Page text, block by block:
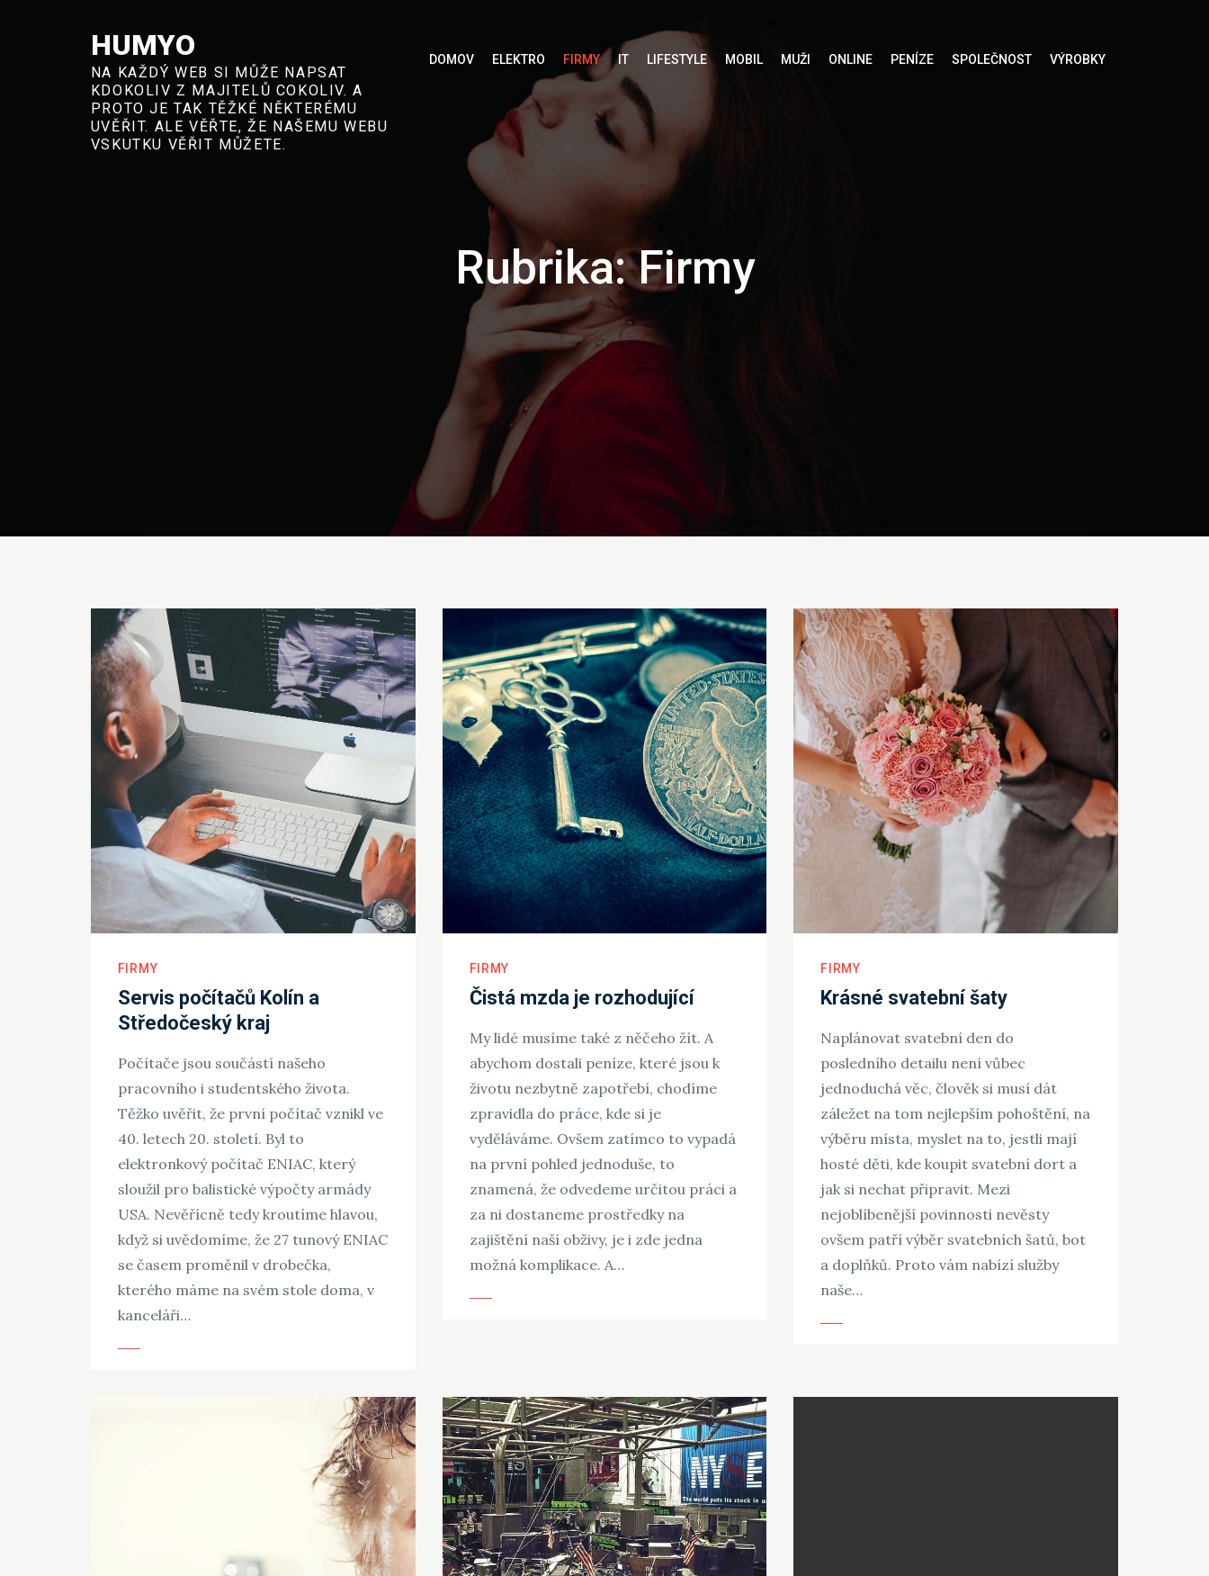
HUMYO
NA KAŽDÝ WEB SI MŮŽE NAPSAT
KDOKOLIV Z MAJITELŮ COKOLIV. A
PROTO JE TAK TĚŽKÉ NĚKTERÉMU
UVĚŘIT. ALE VĚŘTE, ŽE NAŠEMU WEBU
VSKUTKU VĚŘIT MŮŽETE.
DOMOV ELEKTRO FIRMY IT LIFESTYLE MOBIL MUŽI ONLINE PENÍZE SPOLEČNOST VÝROBKY
Rubrika:Firmy
FIRMY
Servis počítačů Kolín a
Středočeský kraj
Počítače jsou součástí našeho
pracovního i studentského života.
Těžko uvěřit, že první počítač vznikl ve
40. letech 20. století. Byl to
elektronkový počítač ENIAC, který
sloužil pro balistické výpočty armády
USA. Nevěřícně tedy kroutíme hlavou,
když si uvědomíme, že 27 tunový ENIAC
se časem proměnil v drobečka,
kterého máme na svém stole doma, v
kanceláři…
FIRMY
Čistá mzda je rozhodující
My lidé musíme také z něčeho žít. A
abychom dostali peníze, které jsou k
životu nezbytně zapotřebí, chodíme
zpravidla do práce, kde si je
vyděláváme. Ovšem zatímco to vypadá
na první pohled jednoduše, to
znamená, že odvedeme určitou práci a
za ni dostaneme prostředky na
zajištění naší obživy, je i zde jedna
možná komplikace. A…
FIRMY
Krásné svatební šaty
Naplánovat svatební den do
posledního detailu není vůbec
jednoduchá věc, člověk si musí dát
záležet na tom nejlepším pohoštění, na
výběru místa, myslet na to, jestli mají
hosté děti, kde koupit svatební dort a
jak si nechat připravit. Mezi
nejoblíbenější povinnosti nevěsty
ovšem patří výběr svatebních šatů, bot
a doplňků. Proto vám nabízí služby
naše…